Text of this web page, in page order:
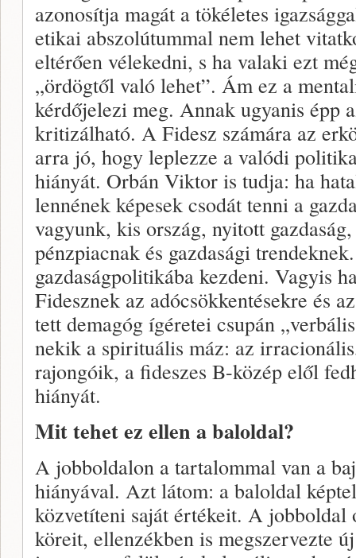
azonosítja magát a tökéletes
etikai abszolútummal nem lehet
eltérően vélekedni, s ha valaki ezt
„ördögtől való lehet”. Ám ez a
kérdőjelezi meg. Annak ugyanis épp
kritizálható. A Fidesz számára az
arra jó, hogy leplezze a valódi
hiányát. Orbán Viktor is tudja: ha
lennének képesek csodát tenni a
vagyunk, kis ország, nyitott
pénzpiacnak és gazdasági
gazdaságpolitikába kezdeni. Vagyis
Fidesznek az adócsökkentésekre és
tett demagóg ígéretei csupán
nekik a spirituális máz: az
rajongóik, a fideszes B-közép elől
hiányát.
Mit tehet ez ellen a baloldal?
A jobboldalon a tartalommal van a
hiányával. Azt látom: a baloldal
közvetíteni saját értékeit. A jobboldal
köreit, ellenzékben is megszervezte